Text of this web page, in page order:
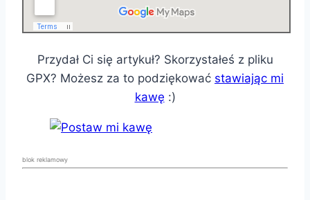
Przydał Ci się artykuł? Skorzystałeś z pliku
GPX? Możesz za to podziękować stawiając mi
kawę :)
blok reklamowy